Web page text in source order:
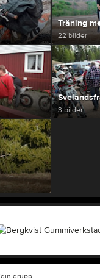
Träning
22 bilder
3 bilder